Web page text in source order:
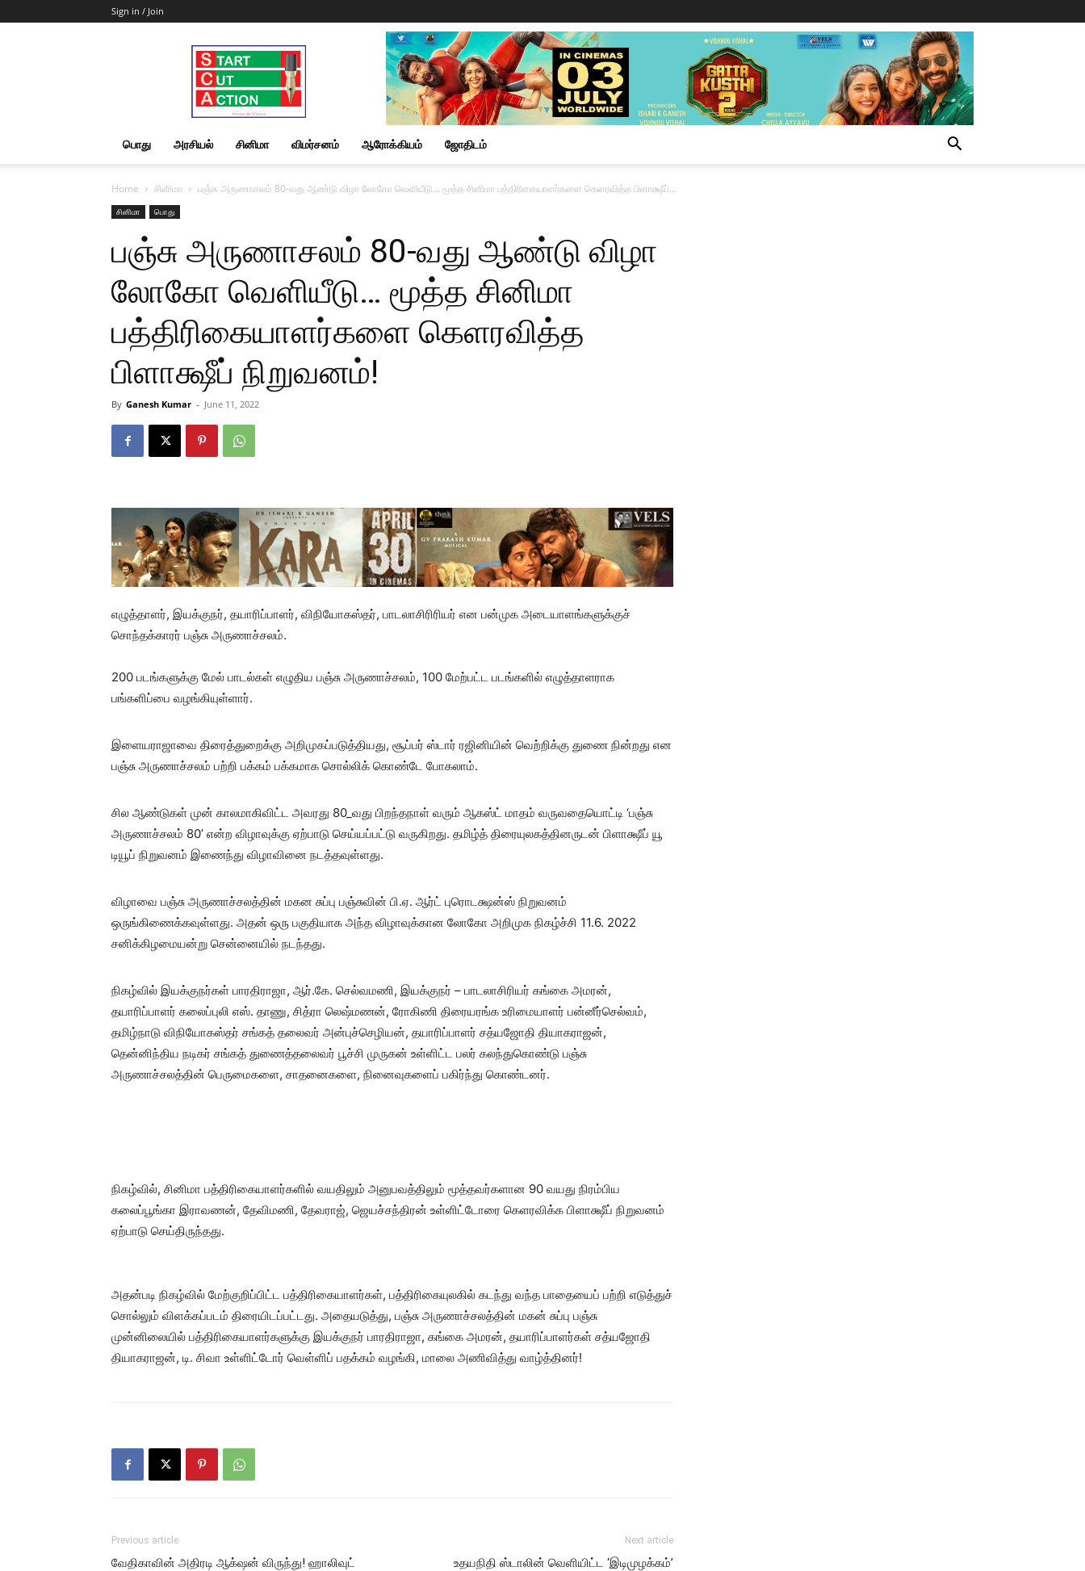
Sign in / Join
Start
Cut
Action
|
News
&
பொது அரசியல் சினிமா விமர்சனம் ஆரோக்கியம் ஜோதிடம்
Home சினிமா பஞ்சு அருணாசலம் 80-வது ஆண்டு விழா லோகோ வெளியீடு… மூத்த சினிமா பத்திரிகையாளர்களை கெளரவித்த பிளாக்ஷீப்...
சினிமா பொது
பஞ்சு அருணாசலம் 80-வது ஆண்டு விழா
லோகோ வெளியீடு… மூத்த சினிமா
பத்திரிகையாளர்களை கெளரவித்த
பிளாக்ஷீப் நிறுவனம்!
By Ganesh Kumar - June 11, 2022
எழுத்தாளர், இயக்குநர், தயாரிப்பாளர், விநியோகஸ்தர், பாடலாசிரிரியர் என பன்முக அடையாளங்களுக்குச்
சொந்தக்காரர் பஞ்சு அருணாச்சலம்.
200 படங்களுக்கு மேல் பாடல்கள் எழுதிய பஞ்சு அருணாச்சலம், 100 மேற்பட்ட படங்களில் எழுத்தாளராக
பங்களிப்பை வழங்கியுள்ளார்.
இளையராஜாவை திரைத்துறைக்கு அறிமுகப்படுத்தியது, சூப்பர் ஸ்டார் ரஜினியின் வெற்றிக்கு துணை நின்றது என
பஞ்சு அருணாச்சலம் பற்றி பக்கம் பக்கமாக சொல்லிக் கொண்டே போகலாம்.
சில ஆண்டுகள் முன் காலமாகிவிட்ட அவரது 80_வது பிறந்தநாள் வரும் ஆகஸ்ட் மாதம் வருவதையொட்டி ‘பஞ்சு
அருணாச்சலம் 80’ என்ற விழாவுக்கு ஏற்பாடு செய்யப்பட்டு வருகிறது. தமிழ்த் திரையுலகத்தினருடன் பிளாக்ஷீப் யூ
டியூப் நிறுவனம் இணைந்து விழாவினை நடத்தவுள்ளது.
விழாவை பஞ்சு அருணாச்சலத்தின் மகன சுப்பு பஞ்சுவின் பி.ஏ. ஆர்ட் புரொடக்ஷன்ஸ் நிறுவனம்
ஒருங்கிணைக்கவுள்ளது. அதன் ஒரு பகுதியாக அந்த விழாவுக்கான லோகோ அறிமுக நிகழ்ச்சி 11.6. 2022
சனிக்கிழமையன்று சென்னையில் நடந்தது.
நிகழ்வில் இயக்குநர்கள் பாரதிராஜா, ஆர்.கே. செல்வமணி, இயக்குநர் – பாடலாசிரியர் கங்கை அமரன்,
தயாரிப்பாளர் கலைப்புலி எஸ். தாணு, சித்ரா லெஷ்மணன், ரோகிணி திரையரங்க உரிமையாளர் பன்னீர்செல்வம்,
தமிழ்நாடு விநியோகஸ்தர் சங்கத் தலைவர் அன்புச்செழியன், தயாரிப்பாளர் சத்யஜோதி தியாகராஜன்,
தென்னிந்திய நடிகர் சங்கத் துணைத்தலைவர் பூச்சி முருகன் உள்ளிட்ட பலர் கலந்துகொண்டு பஞ்சு
அருணாச்சலத்தின் பெருமைகளை, சாதனைகளை, நினைவுகளைப் பகிர்ந்து கொண்டனர்.
நிகழ்வில், சினிமா பத்திரிகையாளர்களில் வயதிலும் அனுபவத்திலும் மூத்தவர்களான 90 வயது நிரம்பிய
கலைப்பூங்கா இராவணன், தேவிமணி, தேவராஜ், ஜெயச்சந்திரன் உள்ளிட்டோரை கெளரவிக்க பிளாக்ஷீப் நிறுவனம்
ஏற்பாடு செய்திருந்தது.
அதன்படி நிகழ்வில் மேற்குறிப்பிட்ட பத்திரிகையாளர்கள், பத்திரிகையுலகில் கடந்து வந்த பாதையைப் பற்றி எடுத்துச்
சொல்லும் விளக்கப்படம் திரையிடப்பட்டது. அதையடுத்து, பஞ்சு அருணாச்சலத்தின் மகன் சுப்பு பஞ்சு
முன்னிலையில் பத்திரிகையாளர்களுக்கு இயக்குநர் பாரதிராஜா, கங்கை அமரன், தயாரிப்பாளர்கள் சத்யஜோதி
தியாகராஜன், டி. சிவா உள்ளிட்டோர் வெள்ளிப் பதக்கம் வழங்கி, மாலை அணிவித்து வாழ்த்தினர்!
Previous article
வேதிகாவின் அதிரடி ஆக்‌ஷன் விருந்து! ஹாலிவுட்
Next article
உதயநிதி ஸ்டாலின் வெளியிட்ட ‘இடிமுழக்கம்’